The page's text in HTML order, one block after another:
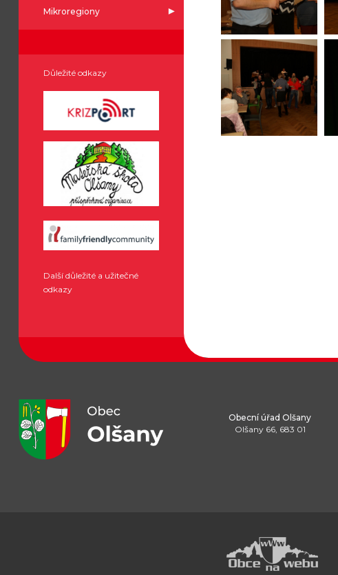
Mikroregiony
Důležité odkazy
Další důležité a užitečné
odkazy
Obecní úřad Olšany
Olšany 66, 683 01